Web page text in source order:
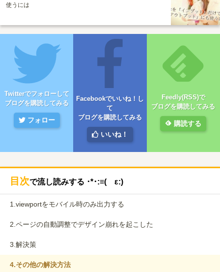
使うには
Twitterでフォローして
ブログを購読してみる
フォロー
Facebookでいいね！し
て
ブログを購読してみる
いいね！
Feedly(RSS)で
ブログを購読してみる
購読する
目次で流し読みする ･*･:≡( ε:)
1. viewportをモバイル時のみ出力する
2. ページの自動調整でデザイン崩れを起こした
3. 解決策
4.その他の解決方法